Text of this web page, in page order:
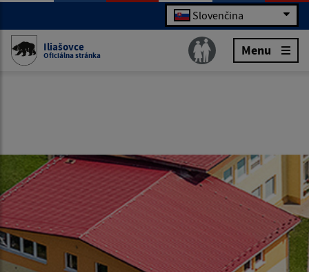
Slovenčina
Iliašovce
Oficiálna stránka Menu